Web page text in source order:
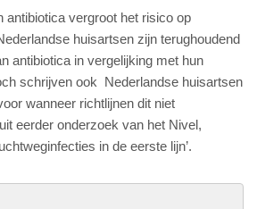
antibiotica vergroot het risico op
huisartsen zijn terughoudend
antibiotica in vergelijking met hun
schrijven ook Nederlandse huisartsen
wanneer richtlijnen dit niet
eerder onderzoek van het Nivel,
in de eerste lijn’.